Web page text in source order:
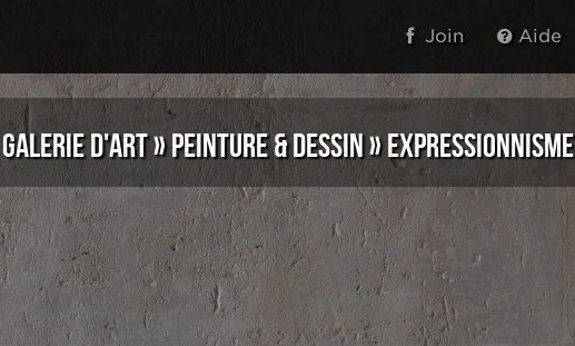
Join Aide
GALERIE D'ART»PEINTURE & DESSIN»EXPRESSIONNISME